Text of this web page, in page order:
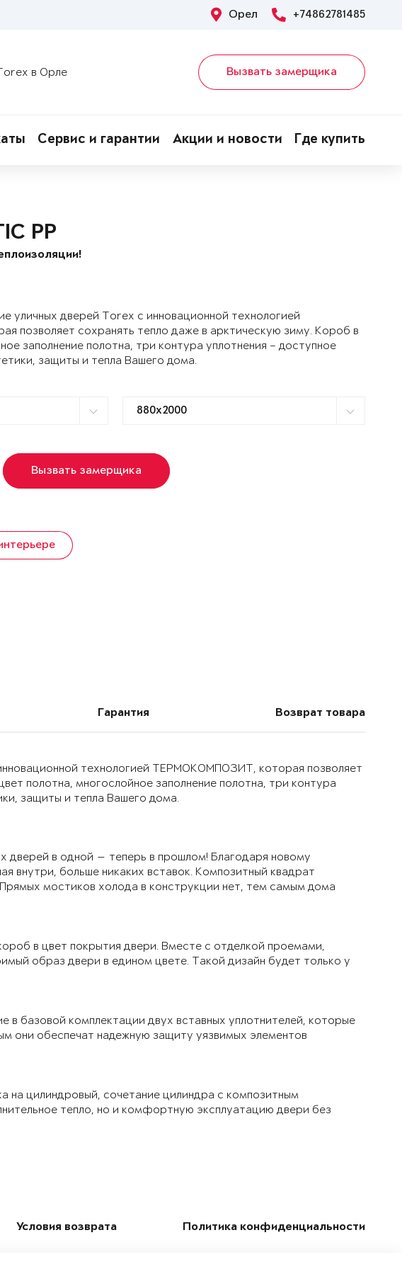
Орел +74862781485
в Орле Вызвать замерщика
Сервис и гарантии Акции и новости Где купить
PP
уличных дверей Torex с инновационной технологией
позволяет сохранять тепло даже в арктическую зиму. Короб в
заполнение полотна, три контура уплотнения – доступное
защиты и тепла Вашего дома.
Вызвать замерщика
Гарантия Возврат товара
технологией ТЕРМОКОМПОЗИТ, которая позволяет
полотна, многослойное заполнение полотна, три контура
защиты и тепла Вашего дома.
в одной — теперь в прошлом! Благодаря новому
внутри, больше никаких вставок. Композитный квадрат
мостиков холода в конструкции нет, тем самым дома
в цвет покрытия двери. Вместе с отделкой проемами,
образ двери в едином цвете. Такой дизайн будет только у
в базовой комплектации двух вставных уплотнителей, которые
они обеспечат надежную защиту уязвимых элементов
на цилиндровый, сочетание цилиндра с композитным
тепло, но и комфортную эксплуатацию двери без
Условия возврата Политика конфиденциальности